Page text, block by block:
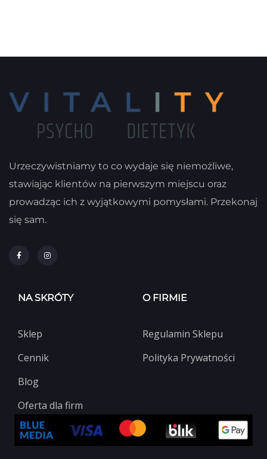
Urzeczywistniamy to co wydaje się niemożliwe,
stawiając klientów na pierwszym miejscu oraz
prowadząc ich z wyjątkowymi pomysłami. Przekonaj
się sam.
NA SKRÓTY
Sklep
Cennik
Blog
Oferta dla firm
O FIRMIE
Regulamin Sklepu
Polityka Prywatności